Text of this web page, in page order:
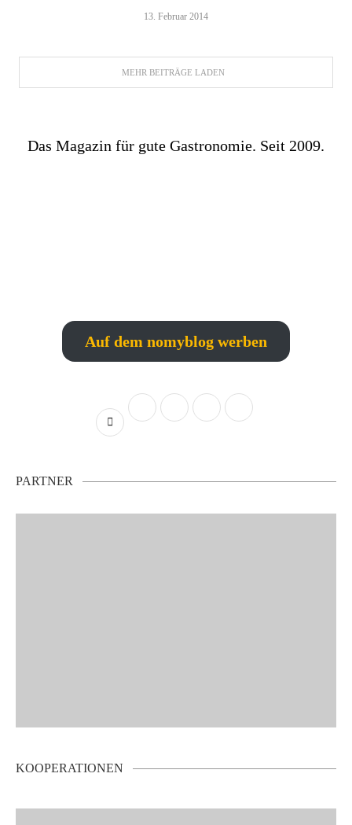
13. Februar 2014
MEHR BEITRÄGE LADEN
Das Magazin für gute Gastronomie. Seit 2009.
Auf dem nomyblog werben
PARTNER
KOOPERATIONEN